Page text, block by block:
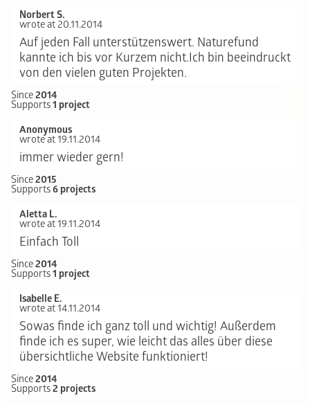
Norbert S.
wrote at 20.11.2014
Auf jeden Fall unterstützenswert. Naturefund
kannte ich bis vor Kurzem nicht.Ich bin beeindruckt
von den vielen guten Projekten.
Since2014
Supports1 project
Anonymous
wrote at 19.11.2014
immer wieder gern!
Since2015
Supports6 projects
Aletta L.
wrote at 19.11.2014
Einfach Toll
Since2014
Supports1 project
Isabelle E.
wrote at 14.11.2014
Sowas finde ich ganz toll und wichtig! Außerdem
finde ich es super, wie leicht das alles über diese
übersichtliche Website funktioniert!
Since2014
Supports2 projects